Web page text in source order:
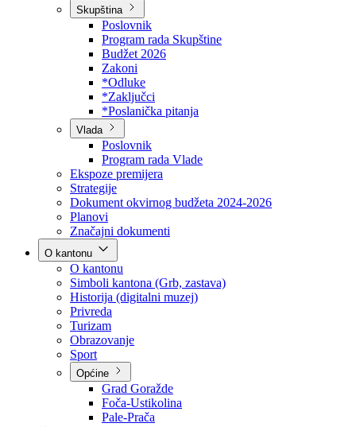
Turistička organizacija
Skupština
Poslovnik
Program rada Skupštine
Budžet 2026
Zakoni
*Odluke
*Zaključci
*Poslanička pitanja
Vlada
Poslovnik
Program rada Vlade
Ekspoze premijera
Strategije
Dokument okvirnog budžeta 2024-2026
Planovi
Značajni dokumenti
O kantonu
O kantonu
Simboli kantona (Grb, zastava)
Historija (digitalni muzej)
Privreda
Turizam
Obrazovanje
Općine